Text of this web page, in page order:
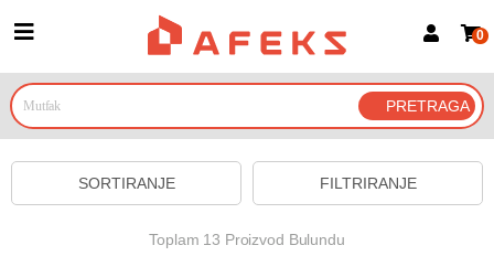
Prijava za članove
Prijavite se Google nalogom
0
FILTRIRANJE
SORTIRANJE
Toplam 13 Proizvod Bulundu